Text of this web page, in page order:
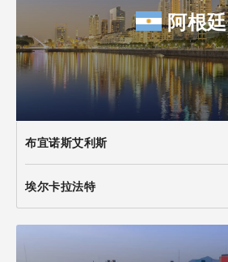
阿根廷
布宜诺斯艾利斯
埃尔卡拉法特